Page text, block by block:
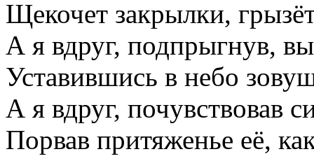
Щекочет закрылки,
А я вдруг, подпрыгнув,
Уставившись в небо
А я вдруг, почувствовав
Порвав притяженье её,